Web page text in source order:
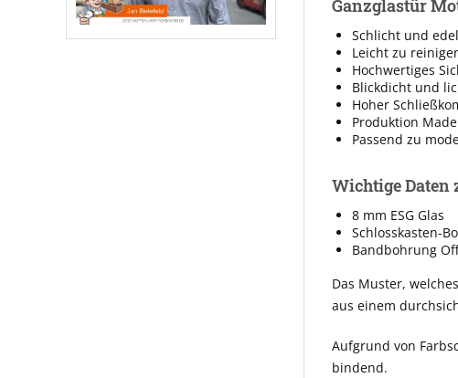
Ganzglastür
Schlicht und edel
Leicht zu
Hochwertiges
Blickdicht und
Hoher
Produktion
Passend zu
Wichtige
8 mm ESG Glas
Schlosskasten-
Bandbohrung
Das Muster,
aus einem
Aufgrund von
bindend.